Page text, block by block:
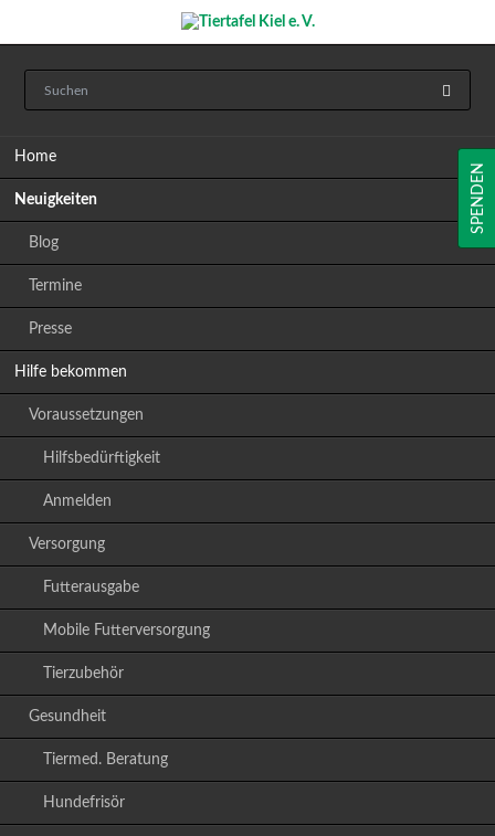
Home
Neuigkeiten
Blog
Termine
Presse
Hilfe bekommen
Voraussetzungen
Hilfsbedürftigkeit
Anmelden
Versorgung
Futterausgabe
Mobile Futterversorgung
Tierzubehör
Gesundheit
Tiermed. Beratung
Hundefrisör
SPENDEN